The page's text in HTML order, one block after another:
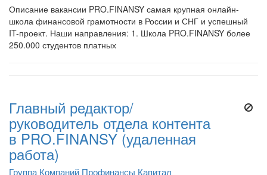
Описание вакансии PRO.FINANSY самая крупная онлайн-
школа финансовой грамотности в России и СНГ и успешный
IT-проект. Наши направления: 1. Школа PRO.FINANSY более
250.000 студентов платных
Главный редактор/
руководитель отдела контента
в PRO.FINANSY (удаленная
работа)
Группа Компаний Профинансы Капитал